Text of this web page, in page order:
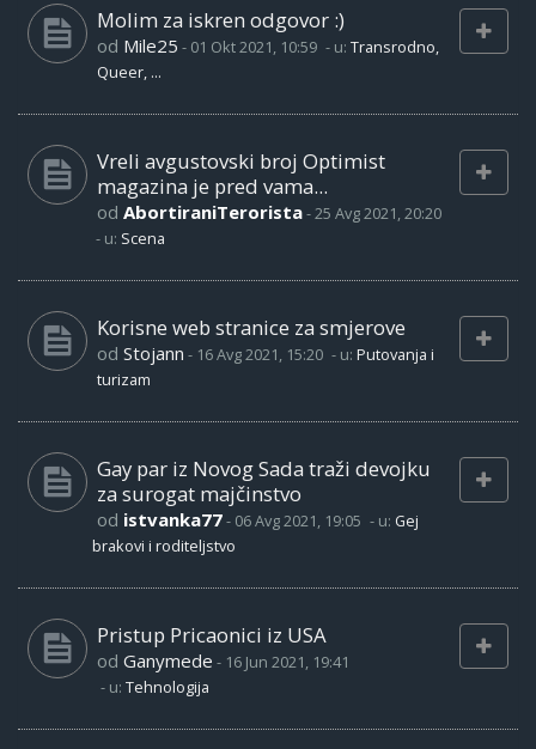
Molim za iskren odgovor :)
od Mile25 - 01 Okt 2021, 10:59 - u: Transrodno,
Queer, ...
Vreli avgustovski broj Optimist
magazina je pred vama...
od AbortiraniTerorista-25 Avg 2021, 20:20
- u: Scena
Korisne web stranice za smjerove
od Stojann - 16 Avg 2021, 15:20 - u: Putovanja i
turizam
Gay par iz Novog Sada traži devojku
za surogat majčinstvo
od istvanka77- 06 Avg 2021, 19:05 - u: Gej
brakovi i roditeljstvo
Pristup Pricaonici iz USA
od Ganymede - 16 Jun 2021, 19:41
- u: Tehnologija